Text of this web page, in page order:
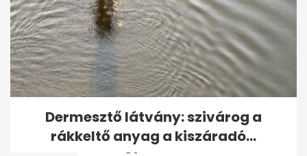
Feltűnt egy új
influenzavariáns, brutális
télre figyelmeztetnek...
Dermesztő látvány: szivárog a
rákkeltő anyag a kiszáradó...